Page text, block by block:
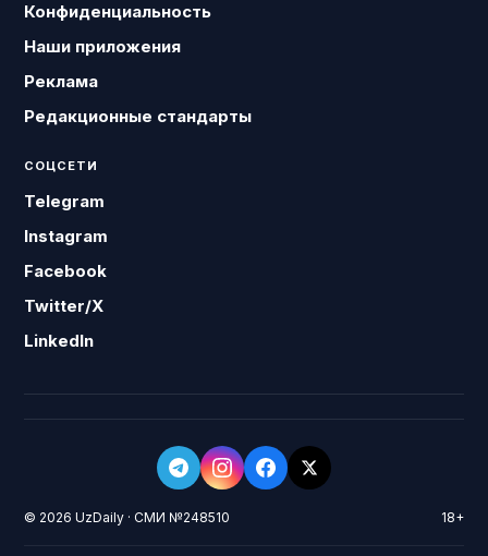
Конфиденциальность
Наши приложения
Реклама
Редакционные стандарты
СОЦСЕТИ
Telegram
Instagram
Facebook
Twitter/X
LinkedIn
© 2026 UzDaily · СМИ №248510 18+